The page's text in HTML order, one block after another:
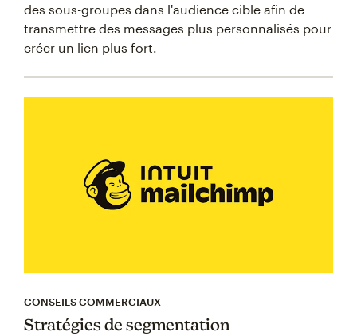
des sous-groupes dans l'audience cible afin de
transmettre des messages plus personnalisés pour
créer un lien plus fort.
CONSEILS COMMERCIAUX
Stratégies de segmentation